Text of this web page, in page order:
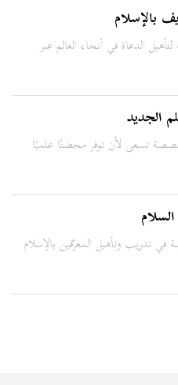
بالإسلام
لتأهيل الدعاة في أنحاء العالم عبر
الجديد
تسعى لأن توفر محضنًا علميًا
تدريب وتأهيل المعرّفين بالإسلام